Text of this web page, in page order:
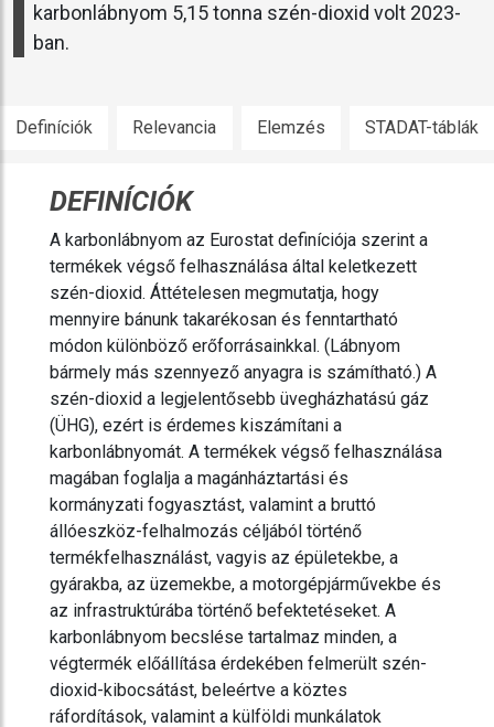
karbonlábnyom 5,15 tonna szén-dioxid volt 2023-
ban.
Definíciók Relevancia Elemzés STADAT-táblák
DEFINÍCIÓK
A karbonlábnyom az Eurostat definíciója szerint a
termékek végső felhasználása által keletkezett
szén-dioxid. Áttételesen megmutatja, hogy
mennyire bánunk takarékosan és fenntartható
módon különböző erőforrásainkkal. (Lábnyom
bármely más szennyező anyagra is számítható.) A
szén-dioxid a legjelentősebb üvegházhatású gáz
(ÜHG), ezért is érdemes kiszámítani a
karbonlábnyomát. A termékek végső felhasználása
magában foglalja a magánháztartási és
kormányzati fogyasztást, valamint a bruttó
állóeszköz-felhalmozás céljából történő
termékfelhasználást, vagyis az épületekbe, a
gyárakba, az üzemekbe, a motorgépjárművekbe és
az infrastruktúrába történő befektetéseket. A
karbonlábnyom becslése tartalmaz minden, a
végtermék előállítása érdekében felmerült szén-
dioxid-kibocsátást, beleértve a köztes
ráfordítások, valamint a külföldi munkálatok